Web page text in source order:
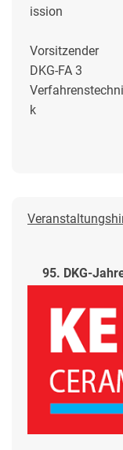
ission
Vorsitzender
DKG-FA 3
Verfahrenstechni
k
95. DKG-